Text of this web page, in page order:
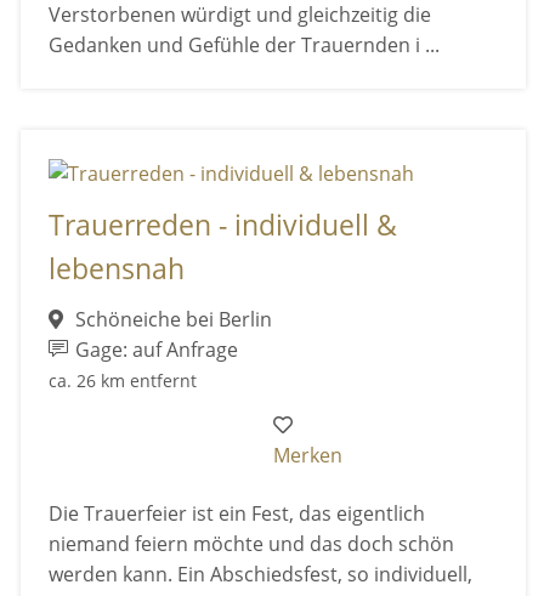
Verstorbenen würdigt und gleichzeitig die
Gedanken und Gefühle der Trauernden i ...
Trauerreden - individuell &
lebensnah
Schöneiche bei Berlin
Gage: auf Anfrage
ca. 26 km entfernt
Merken
Die Trauerfeier ist ein Fest, das eigentlich
niemand feiern möchte und das doch schön
werden kann. Ein Abschiedsfest, so individuell,